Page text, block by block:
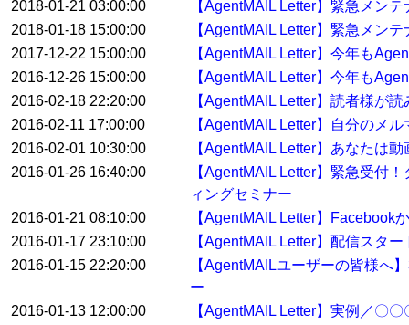
2018-01-21 03:00:00
【AgentMAIL Letter】緊急メン
2018-01-18 15:00:00
【AgentMAIL Letter】緊急メン
2017-12-22 15:00:00
【AgentMAIL Letter】今年も
2016-12-26 15:00:00
【AgentMAIL Letter】今年も
2016-02-18 22:20:00
【AgentMAIL Letter】読者様が
2016-02-11 17:00:00
【AgentMAIL Letter】自分のメ
2016-02-01 10:30:00
【AgentMAIL Letter】あなたは
2016-01-26 16:40:00
【AgentMAIL Letter】緊急受付
ィングセミナー
2016-01-21 08:10:00
【AgentMAIL Letter】Facebook
2016-01-17 23:10:00
【AgentMAIL Letter】配信スタ
2016-01-15 22:20:00
【AgentMAILユーザーの皆様へ
ー
2016-01-13 12:00:00
【AgentMAIL Letter】実例／〇